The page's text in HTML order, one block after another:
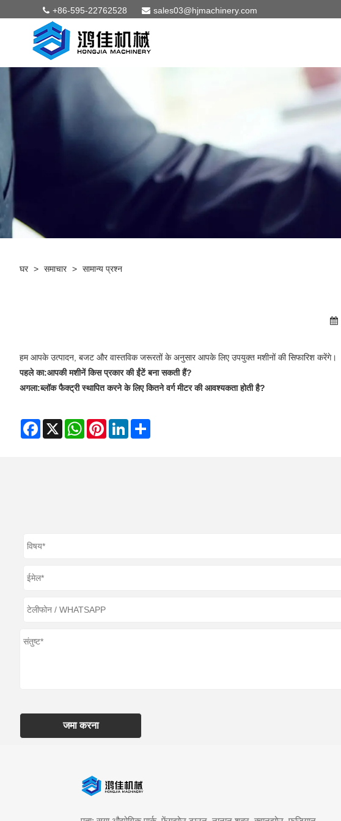
+86-595-22762528 sales03@hjmachinery.com
घर > समाचार > सामान्य प्रश्न
हम आपके उत्पादन, बजट और वास्तविक जरूरतों के अनुसार आपके लिए उपयुक्त मशीनों की सिफारिश करेंगे।
पहले का:आपकी मशीनें किस प्रकार की ईंटें बना सकती हैं?
अगला:ब्लॉक फैक्ट्री स्थापित करने के लिए कितने वर्ग मीटर की आवश्यकता होती है?
Facebook
X WhatsAppPinterestLinkedIn
जमा करना